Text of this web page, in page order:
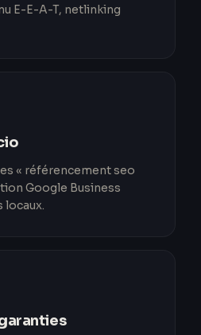
E-E-A-T, netlinking
« référencement seo
Google Business
locaux.